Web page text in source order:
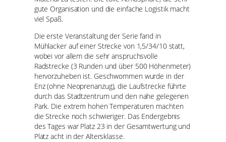
gute Organisation und die einfache Logistik macht
viel Spaß.
Die erste Veranstaltung der Serie fand in
Mühlacker auf einer Strecke von 1,5/34/10 statt,
wobei vor allem die sehr anspruchsvolle
Radstrecke (3 Runden und über 500 Höhenmeter)
hervorzuheben ist. Geschwommen wurde in der
Enz (ohne Neoprenanzug), die Laufstrecke führte
durch das Stadtzentrum und den nahe gelegenen
Park. Die extrem hohen Temperaturen machten
die Strecke noch schwieriger. Das Endergebnis
des Tages war Platz 23 in der Gesamtwertung und
Platz acht in der Altersklasse.